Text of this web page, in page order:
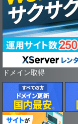
ドメイン取得